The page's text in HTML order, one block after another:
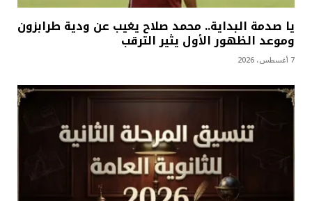
يا صدمة البداية.. محمد صلاح يغيب عن ودية طرابزون
وموعد الظهور الأول يثير الترقب
7 أغسطس، 2026